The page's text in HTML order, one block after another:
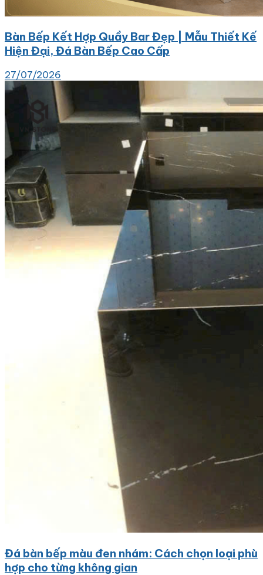
Bàn Bếp Kết Hợp Quầy Bar Đẹp | Mẫu Thiết Kế
Hiện Đại, Đá Bàn Bếp Cao Cấp
27/07/2026
Đá bàn bếp màu đen nhám: Cách chọn loại phù
hợp cho từng không gian